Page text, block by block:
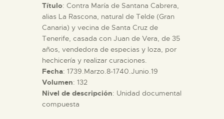
█
EL MUSEO
COLECCIONES
DIDÁCTICA
Título: Contra María de Santana Cabrera,
alias La Rascona, natural de Telde (Gran
Canaria) y vecina de Santa Cruz de
Tenerife, casada con Juan de Vera, de 35
años, vendedora de especias y loza, por
hechicería y realizar curaciones.
Fecha: 1739.Marzo.8-1740.Junio.19
Volumen: 132
Nivel de descripción: Unidad documental
compuesta